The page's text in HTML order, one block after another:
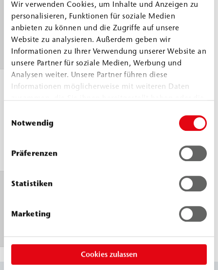
Wir verwenden Cookies, um Inhalte und Anzeigen zu
personalisieren, Funktionen für soziale Medien
anbieten zu können und die Zugriffe auf unsere
Website zu analysieren. Außerdem geben wir
Informationen zu Ihrer Verwendung unserer Website an
unsere Partner für soziale Medien, Werbung und
Analysen weiter. Unsere Partner führen diese
Informationen möglicherweise mit weiteren Daten
haben.
Notwendig
Präferenzen
Statistiken
Marketing
Cookies zulassen
Viskosität, 23
°C
DIN EN 3219
Komp. A
Komp. B
≈
mPa.s
mPa.s
Reaktionszeiten
23 °C
45 s
≈ 7 min
≈ 1-fach
Druckfestigkeit,
7 d, 21 °C, DIN ISO
≈ 61 MPa